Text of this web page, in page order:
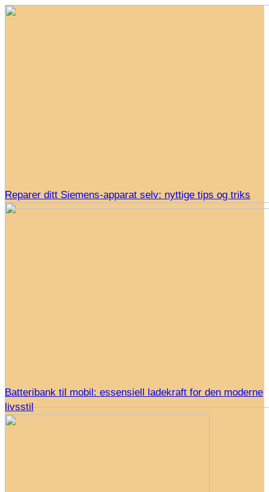
Reparer ditt Siemens-apparat selv: nyttige tips og triks
Batteribank til mobil: essensiell ladekraft for den moderne
livsstil